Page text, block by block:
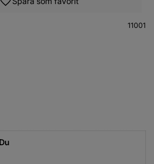
Lägg till i favoriter
11001
Du